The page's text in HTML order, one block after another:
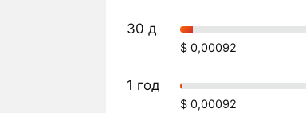
30 д
$ 0,00092
1 год
$ 0,00092